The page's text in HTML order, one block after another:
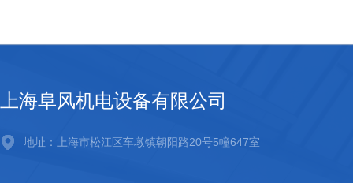
上海阜风机电设备有限公司
地址：上海市松江区车墩镇朝阳路20号5幢647室